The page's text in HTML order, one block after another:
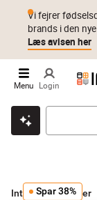
Klik & hent Byt
Vi fejrer
brands i den
Læs avisen her
Menu Login
Interiør Vaser
Spar 38%